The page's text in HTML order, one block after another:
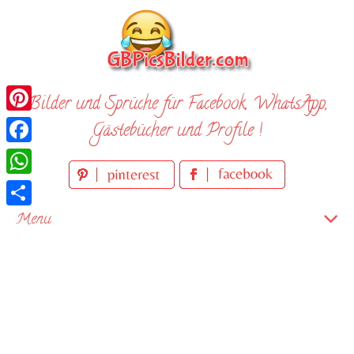
Bilder und Sprüche für Facebook, WhatsApp,
Gästebücher und Profile !
Menu
Pinterest
Facebook
WhatsApp
Teilen